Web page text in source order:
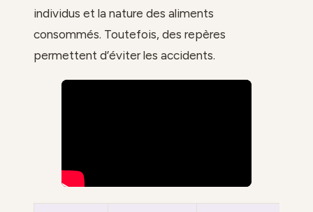
individus et la nature des aliments
consommés. Toutefois, des repères
permettent d’éviter les accidents.